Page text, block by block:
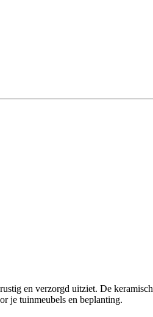
en verzorgd uitziet. De
je tuinmeubels en beplanting.